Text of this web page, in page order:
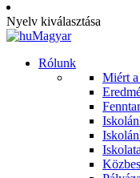
Nyelv kiválasztása
Magyar
Rólunk
Miért